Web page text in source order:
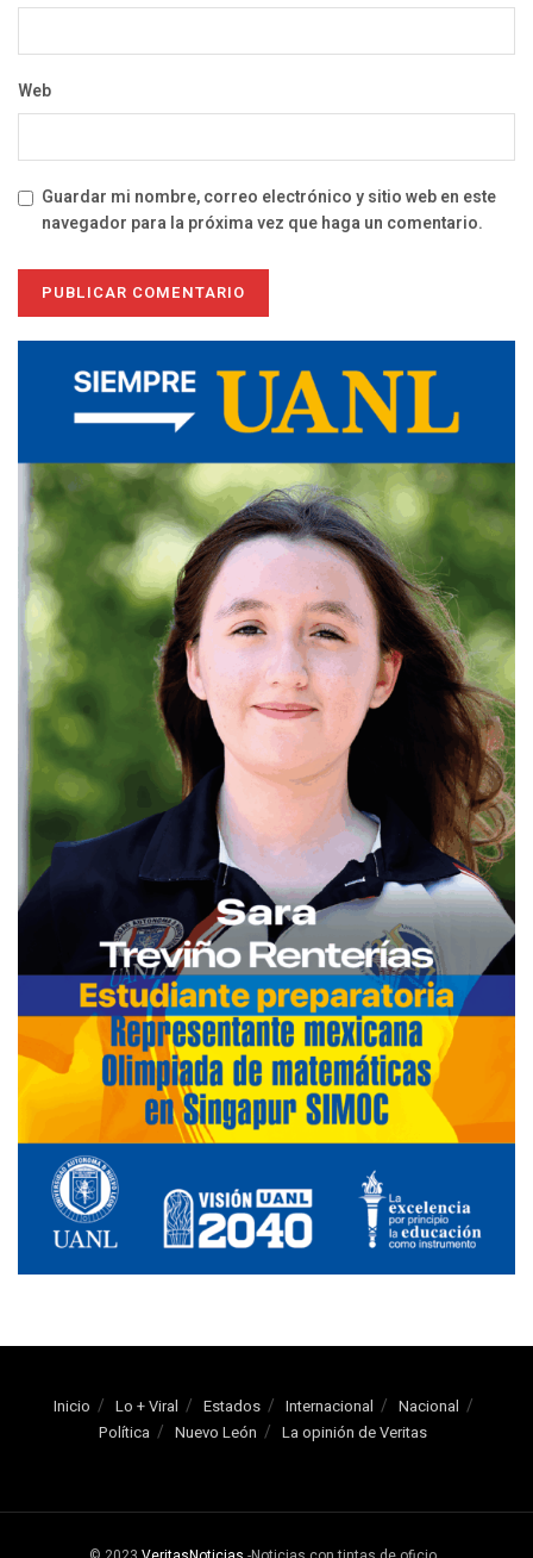
Web
Guardar mi nombre, correo electrónico y sitio web en este
navegador para la próxima vez que haga un comentario.
Inicio Lo + Viral Estados Internacional
Nacional
Política
Nuevo León La opinión de Veritas